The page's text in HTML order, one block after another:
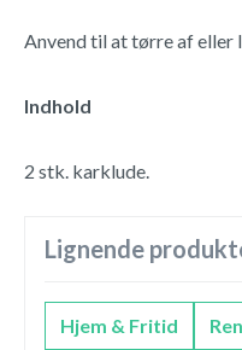
Anvend til at tørre af eller
Indhold
2 stk. karklude.
Lignende
Hjem & Fritid